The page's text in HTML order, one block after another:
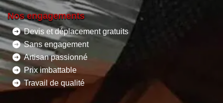
Nos engagements
Devis et déplacement gratuits
Sans engagement
Artisan passionné
Prix imbattable
Travail de qualité